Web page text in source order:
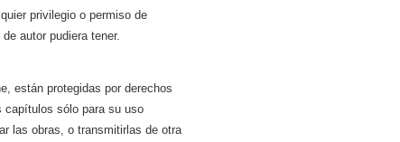
privilegio o permiso de
autor pudiera tener.
están protegidas por derechos
capítulos sólo para su uso
las obras, o transmitirlas de otra